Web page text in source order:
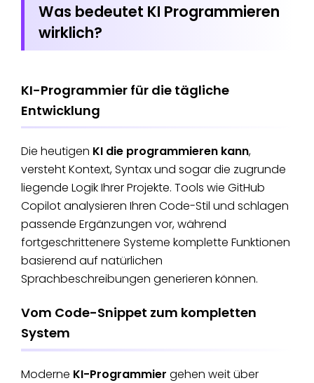
Was bedeutet KI Programmieren
wirklich?
KI-Programmier für die tägliche
Entwicklung
Die heutigen KI die programmieren kann,
versteht Kontext, Syntax und sogar die zugrunde
liegende Logik Ihrer Projekte. Tools wie GitHub
Copilot analysieren Ihren Code-Stil und schlagen
passende Ergänzungen vor, während
fortgeschrittenere Systeme komplette Funktionen
basierend auf natürlichen
Sprachbeschreibungen generieren können.
Vom Code-Snippet zum kompletten
System
Moderne KI-Programmier gehen weit über